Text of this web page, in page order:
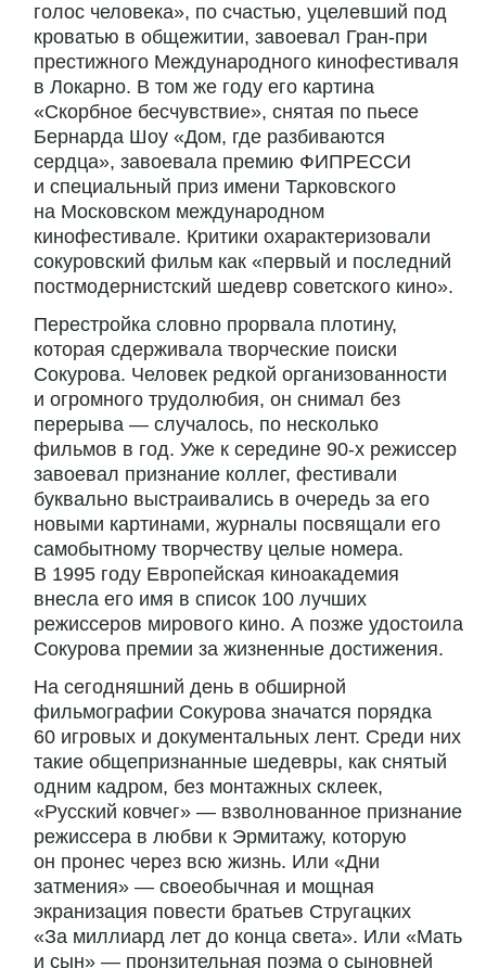
голос человека», по счастью, уцелевший под
кроватью в общежитии, завоевал Гран-при
престижного Международного кинофестиваля
в Локарно. В том же году его картина
«Скорбное бесчувствие», снятая по пьесе
Бернарда Шоу «Дом, где разбиваются
сердца», завоевала премию ФИПРЕССИ
и специальный приз имени Тарковского
на Московском международном
кинофестивале. Критики охарактеризовали
сокуровский фильм как «первый и последний
постмодернистский шедевр советского кино».
Перестройка словно прорвала плотину,
которая сдерживала творческие поиски
Сокурова. Человек редкой организованности
и огромного трудолюбия, он снимал без
перерыва — случалось, по несколько
фильмов в год. Уже к середине 90-х режиссер
завоевал признание коллег, фестивали
буквально выстраивались в очередь за его
новыми картинами, журналы посвящали его
самобытному творчеству целые номера.
В 1995 году Европейская киноакадемия
внесла его имя в список 100 лучших
режиссеров мирового кино. А позже удостоила
Сокурова премии за жизненные достижения.
На сегодняшний день в обширной
фильмографии Сокурова значатся порядка
60 игровых и документальных лент. Среди них
такие общепризнанные шедевры, как снятый
одним кадром, без монтажных склеек,
«Русский ковчег» — взволнованное признание
режиссера в любви к Эрмитажу, которую
он пронес через всю жизнь. Или «Дни
затмения» — своеобычная и мощная
экранизация повести братьев Стругацких
«За миллиард лет до конца света». Или «Мать
и сын» — пронзительная поэма о сыновней